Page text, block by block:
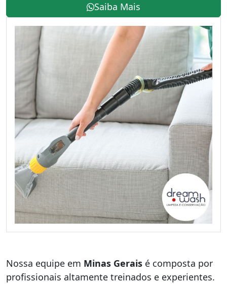
Saiba Mais
Nossa equipe em Minas Gerais é composta por
profissionais altamente treinados e experientes.